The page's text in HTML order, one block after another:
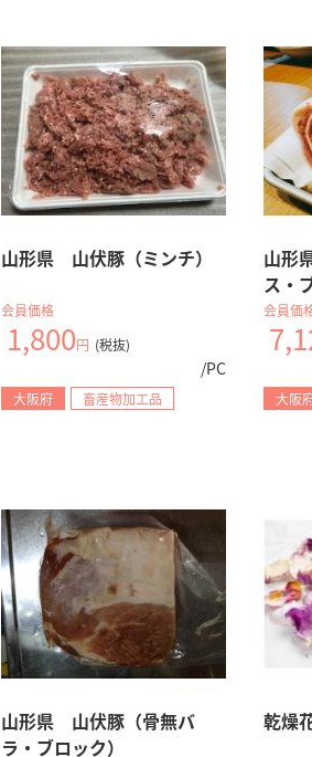
山形県 山伏豚（ミンチ）
会員価格
1,800円 (税抜)
/PC
大阪府 畜産物加工品
山形
ス・
会員価
大阪
山形県 山伏豚（骨無バ
ラ・ブロック）
乾燥